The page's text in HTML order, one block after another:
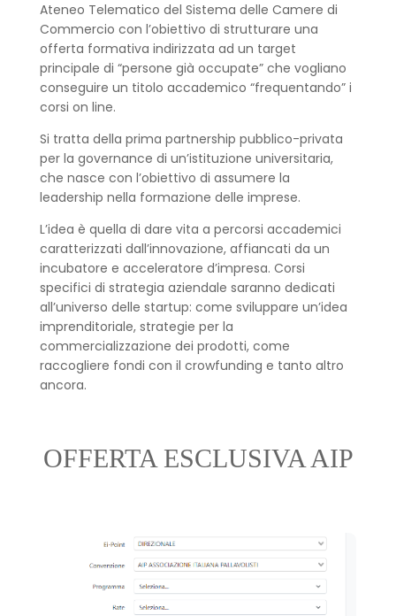
Ateneo Telematico del Sistema delle Camere di
Commercio con l’obiettivo di strutturare una
offerta formativa indirizzata ad un target
principale di “persone già occupate” che vogliano
conseguire un titolo accademico “frequentando” i
corsi on line.
Si tratta della prima partnership pubblico-privata
per la governance di un’istituzione universitaria,
che nasce con l’obiettivo di assumere la
leadership nella formazione delle imprese.
L’idea è quella di dare vita a percorsi accademici
caratterizzati dall’innovazione, affiancati da un
incubatore e acceleratore d’impresa. Corsi
specifici di strategia aziendale saranno dedicati
all’universo delle startup: come sviluppare un’idea
imprenditoriale, strategie per la
commercializzazione dei prodotti, come
raccogliere fondi con il crowfunding e tanto altro
ancora.
OFFERTA ESCLUSIVA AIP